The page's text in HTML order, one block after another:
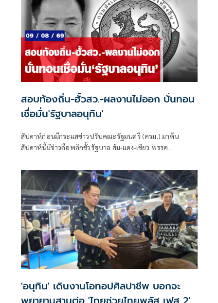
สอบท้องถิ่น-ฮั้วสว.-ผลงานไม่ออก บั่นทอน
เชื่อมั่น'รัฐบาลอนุทิน'
สัปดาห์ก่อนมีกระแสข่าวปรับคณะรัฐมนตรี (ครม.) มาต้น
สัปดาห์นี้มีข่าวลือพลิกขั้วรัฐบาล ส้ม-แดง-เขียว พรรค
'อนุทิน' เดินงานโอทอปศิลปาชีพ บอกจะ